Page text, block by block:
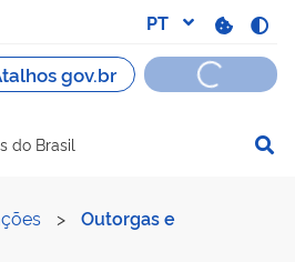
navegação
do Brasil
para
>
Outorgas e